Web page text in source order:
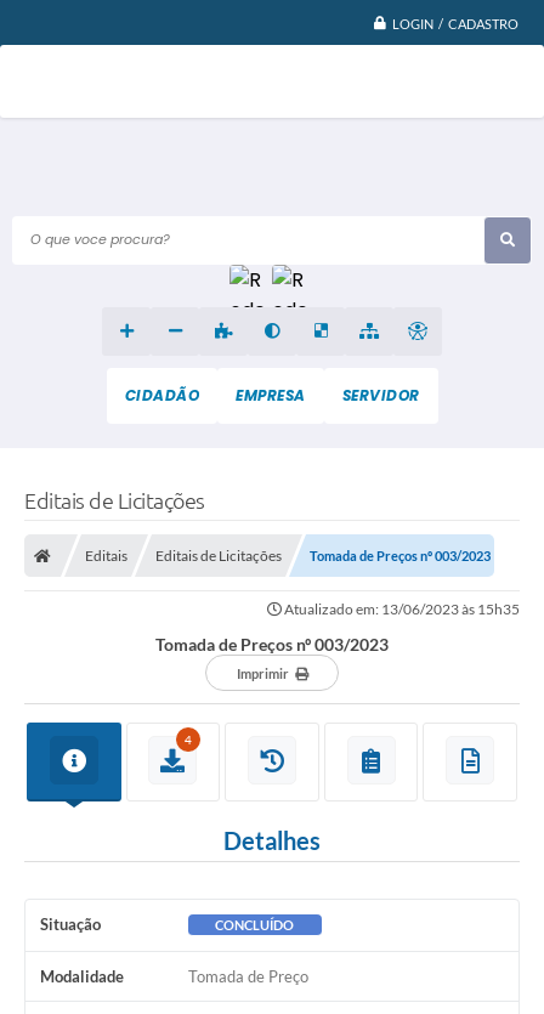
LOGIN / CADASTRO
O que voce procura?
CIDADÃO EMPRESA SERVIDOR
Editais de Licitações
Editais Editais de Licitações Tomada de Preços nº 003/2023
Atualizado em: 13/06/2023 às 15h35
Tomada de Preços nº 003/2023
Imprimir
4
Detalhes
Situação CONCLUÍDO
Modalidade Tomada de Preço